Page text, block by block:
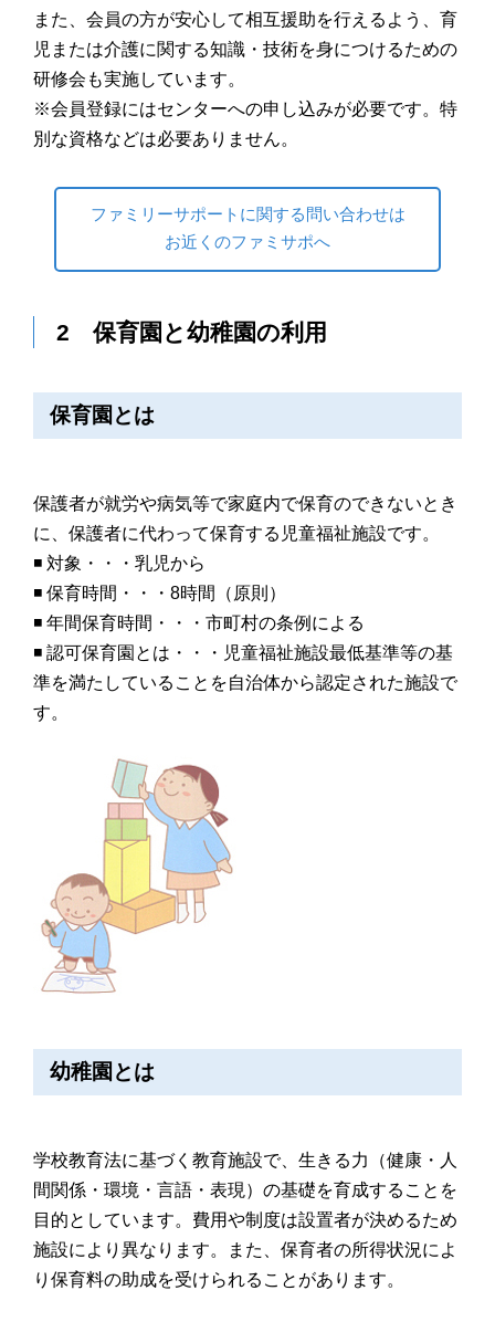
また、会員の方が安心して相互援助を行えるよう、育
児または介護に関する知識・技術を身につけるための
研修会も実施しています。
※会員登録にはセンターへの申し込みが必要です。特
別な資格などは必要ありません。
ファミリーサポートに関する問い合わせは
お近くのファミサポへ
2 保育園と幼稚園の利用
保育園とは
保護者が就労や病気等で家庭内で保育のできないとき
に、保護者に代わって保育する児童福祉施設です。
◾️ 対象・・・乳児から
◾️ 保育時間・・・8時間（原則）
◾️ 年間保育時間・・・市町村の条例による
◾️ 認可保育園とは・・・児童福祉施設最低基準等の基
準を満たしていることを自治体から認定された施設で
す。
幼稚園とは
学校教育法に基づく教育施設で、生きる力（健康・人
間関係・環境・言語・表現）の基礎を育成することを
目的としています。費用や制度は設置者が決めるため
施設により異なります。また、保育者の所得状況によ
り保育料の助成を受けられることがあります。